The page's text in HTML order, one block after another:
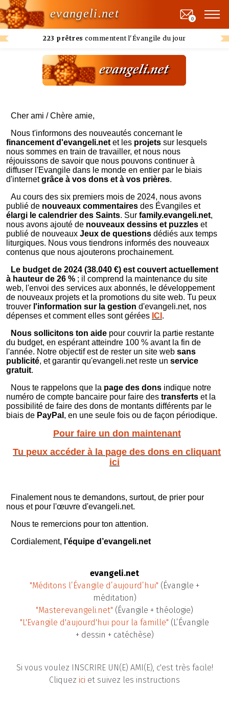
evangeli.net
223 prêtres commentent l'Évangile du jour
0
Cher ami / Chère amie,
Nous t'informons des nouveautés concernant le
financement d'evangeli.net et les projets sur lesquels
nous sommes en train de travailler, et nous nous
réjouissons de savoir que nous pouvons continuer à
diffuser l'Evangile dans le monde en entier par le biais
d'internetgrâce à vos dons et à vos prières.
Au cours des six premiers mois de 2024, nous avons
publié de nouveaux commentaires des Évangiles et
élargi le calendrier des Saints. Sur family.evangeli.net,
nous avons ajouté de nouveaux dessins et puzzles et
publié de nouveaux Jeux de questions dédiés aux temps
liturgiques. Nous vous tiendrons informés des nouveaux
contenus que nous ajouterons prochainement.
Le budget de 2024 (38.040 €) est couvert actuellement
à hauteur de 26 % ; il comprend la maintenance du site
web, l'envoi des services aux abonnés, le développement
de nouveaux projets et la promotions du site web. Tu peux
trouver l'information sur la gestion d'evangeli.net, nos
dépenses et comment elles sont gérées ICI .
Nous sollicitons ton aide pour couvrir la partie restante
du budget, en espérant atteindre 100 % avant la fin de
l'année. Notre objectif est de rester un site web sans
publicité, et garantir qu'evangeli.net reste un service
gratuit.
Nous te rappelons que la page des dons indique notre
numéro de compte bancaire pour faire des transferts et la
possibilité de faire des dons de montants différents par le
biais de PayPal , en une seule fois ou de façon périodique.
Pour faire un don maintenant
Tu peux accéder à la page des dons en cliquant
ici
Finalement nous te demandons, surtout, de prier pour
nous et pour l'œuvre d'evangeli.net.
Nous te remercions pour ton attention.
Cordialement, l’équipe d’evangeli.net
evangeli.net
"Méditons l’Évangile d’aujourd’hui" (Évangile +
méditation)
"Master·evangeli.net" (Évangile + théologie)
"L'Evangile d'aujourd'hui pour la famille" (L’Évangile
+ dessin + catéchèse)
Si vous voulez INSCRIRE UN(E) AMI(E), c'est très facile!
Cliquez ici et suivez les instructions